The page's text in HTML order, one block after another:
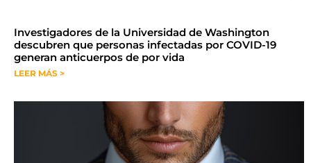
Investigadores de la Universidad de Washington
descubren que personas infectadas por COVID-19
generan anticuerpos de por vida
LEER MÁS >